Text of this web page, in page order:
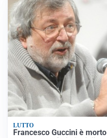
LUTTO
Francesco Guccini è